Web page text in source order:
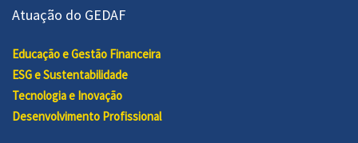
Atuação do GEDAF
Educação e Gestão Financeira
ESG e Sustentabilidade
Tecnologia e Inovação
Desenvolvimento Profissional